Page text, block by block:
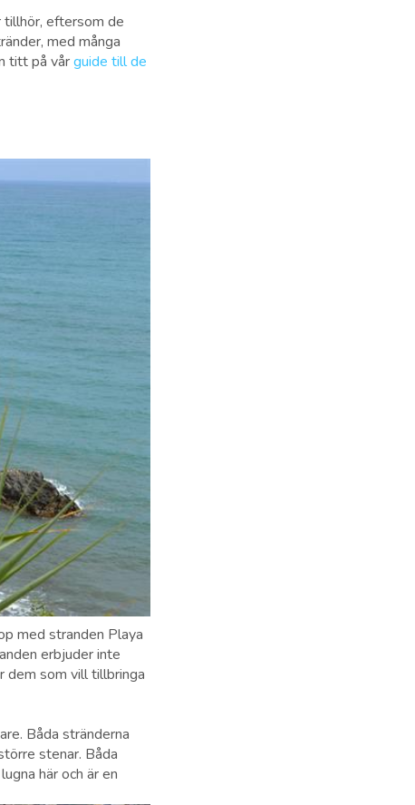
tillhör, eftersom de
med många
titt på vårguide till de
med stranden Playa
erbjuder inte
dem som vill tillbringa
Båda stränderna
stenar. Båda
här och är en